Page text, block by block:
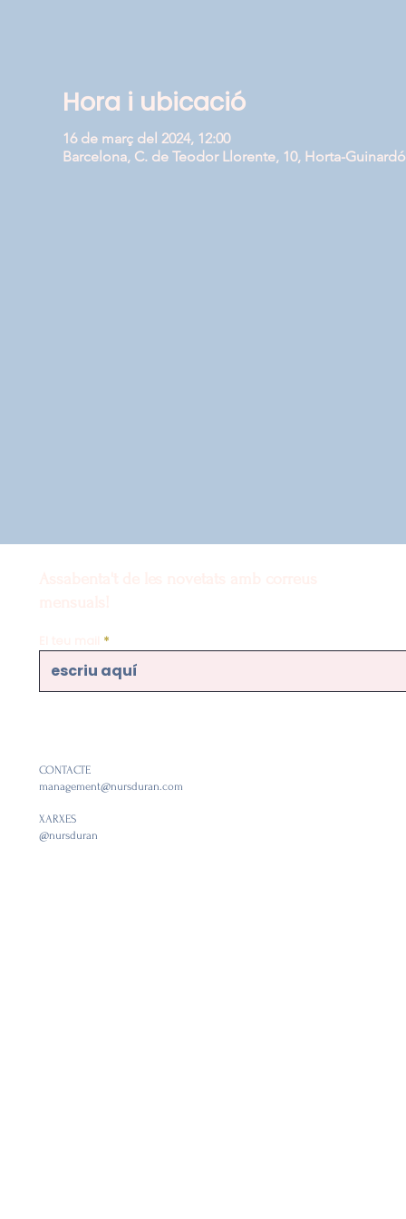
Hora i ubicació
16 de març del 2024, 12:00
Barcelona, C. de Teodor Llorente, 10, Horta-
CONTACTE
management@nursduran.com
XARXES
@nursduran